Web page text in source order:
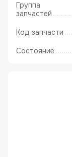
Группа
запчастей
Код запчасти
Состояние